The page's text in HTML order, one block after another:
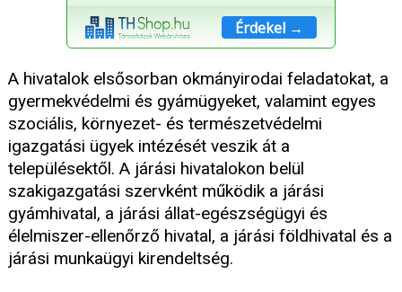
Érdekel →
A hivatalok elsősorban okmányirodai feladatokat, a
gyermekvédelmi és gyámügyeket, valamint egyes
szociális, környezet- és természetvédelmi
igazgatási ügyek intézését veszik át a
településektől. A járási hivatalokon belül
szakigazgatási szervként működik a járási
gyámhivatal, a járási állat-egészségügyi és
élelmiszer-ellenőrző hivatal, a járási földhivatal és a
járási munkaügyi kirendeltség.